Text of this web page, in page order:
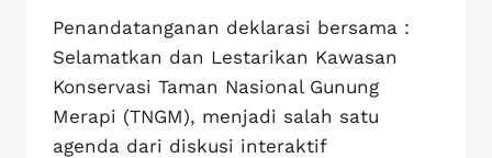
Penandatanganan deklarasi bersama :
Selamatkan dan Lestarikan Kawasan
Konservasi Taman Nasional Gunung
Merapi (TNGM), menjadi salah satu
agenda dari diskusi interaktif